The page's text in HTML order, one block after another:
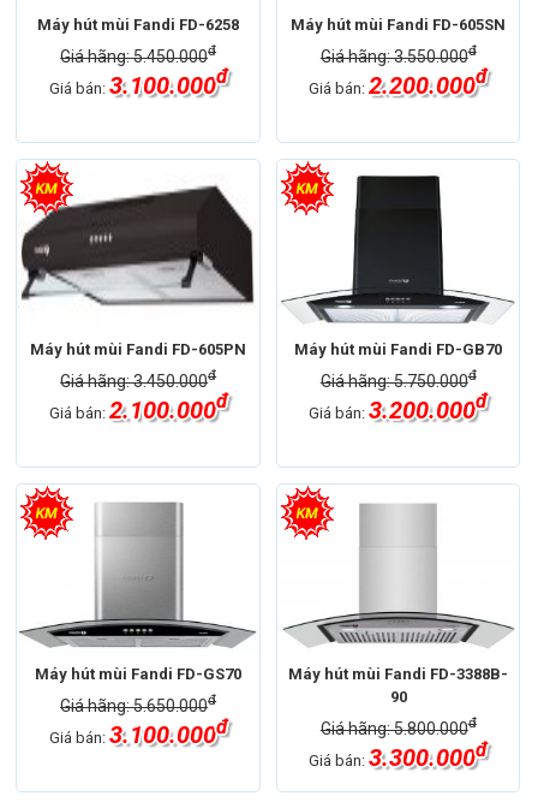
Máy hút mùi Fandi FD-6258
Giá hãng: 5.450.000đ
Giá bán: 3.100.000đ
Máy hút mùi Fandi FD-605SN
Giá hãng: 3.550.000đ
Giá bán:2.200.000đ
Máy hút mùi Fandi FD-605PN
Giá hãng: 3.450.000đ
Giá bán: 2.100.000đ
Máy hút mùi Fandi FD-GB70
Giá hãng: 5.750.000đ
Giá bán:3.200.000đ
Máy hút mùi Fandi FD-GS70
Giá hãng: 5.650.000đ
Giá bán: 3.100.000đ
Máy hút mùi Fandi FD-3388B-
90
Giá hãng: 5.800.000đ
Giá bán:3.300.000đ